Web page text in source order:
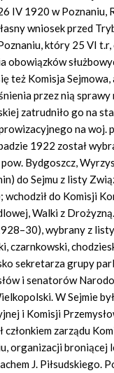
IV 1920 w Poznaniu,
wniosek przed
który 25 VI t.r,
obowiązków
też Komisja Sejmowa,
przez nią sprawy
zatrudniło go na
na woj.
1922 został
Bydgoszcz,
do Sejmu z listy
do Komisji
Walki z Drożyzną.
wybrany z
czarnkowski,
sekretarza grupy
i senatorów
W Sejmie
i Komisji
członkiem zarządu
organizacji broniącej
J. Piłsudskiego.